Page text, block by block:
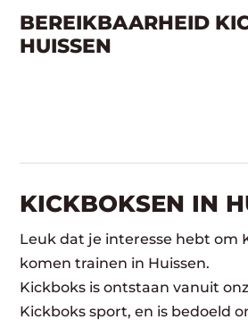
BEREIKBAARHEID
HUISSEN
KICKBOKSEN IN
Leuk dat je interesse hebt om
komen trainen in Huissen.
Kickboks is ontstaan vanuit
Kickboks sport, en is bedoeld